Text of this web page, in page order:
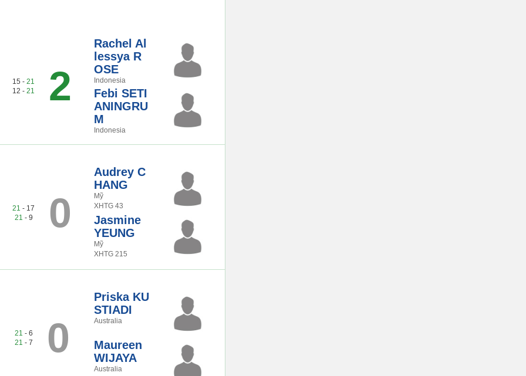
15 - 21
12 - 21 2
Rachel Al
lessya R
OSE
Indonesia
Febi SETI
ANINGRU
M
Indonesia
21 - 17
21 - 9 0
Audrey C
HANG
Mỹ
XHTG 43
Jasmine
YEUNG
Mỹ
XHTG 215
21 - 6
21 - 7 0
Priska KU
STIADI
Australia
Maureen
WIJAYA
Australia